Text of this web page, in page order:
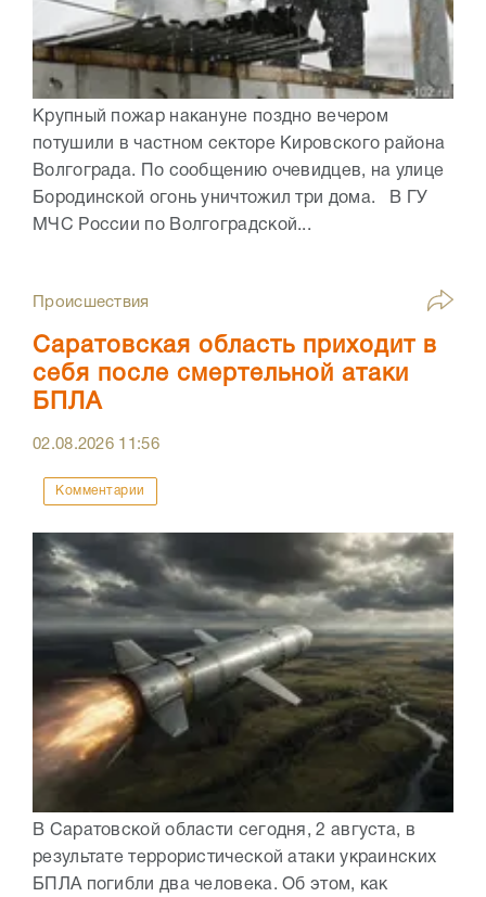
Крупный пожар накануне поздно вечером
потушили в частном секторе Кировского района
Волгограда. По сообщению очевидцев, на улице
Бородинской огонь уничтожил три дома. В ГУ
МЧС России по Волгоградской...
Происшествия
Саратовская область приходит в
себя после смертельной атаки
БПЛА
02.08.2026 11:56
Комментарии
В Саратовской области сегодня, 2 августа, в
результате террористической атаки украинских
БПЛА погибли два человека. Об этом, как